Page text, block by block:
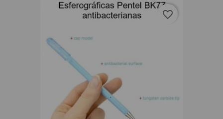
favorite_border